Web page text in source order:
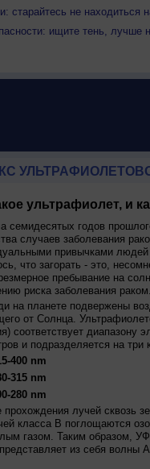
старайтесь не
ищите тень, лучше
ультрафиолет, и
семидесятых годов
случаев заболевания
привычками
что загорать - это,
пребывание на
риска заболевания
на планете подвержены
от Солнца.
соответствует диапазону
и подразделяется на три
400 nm
315 nm
280 nm
прохождения лучей сквозь
класса B поглощаются
газом. Таким образом,
из себя волны